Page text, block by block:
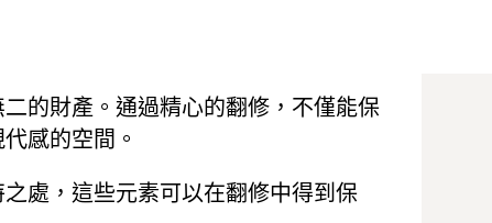
的財產。通過精心的翻修，不僅能保
感的空間。
處，這些元素可以在翻修中得到保